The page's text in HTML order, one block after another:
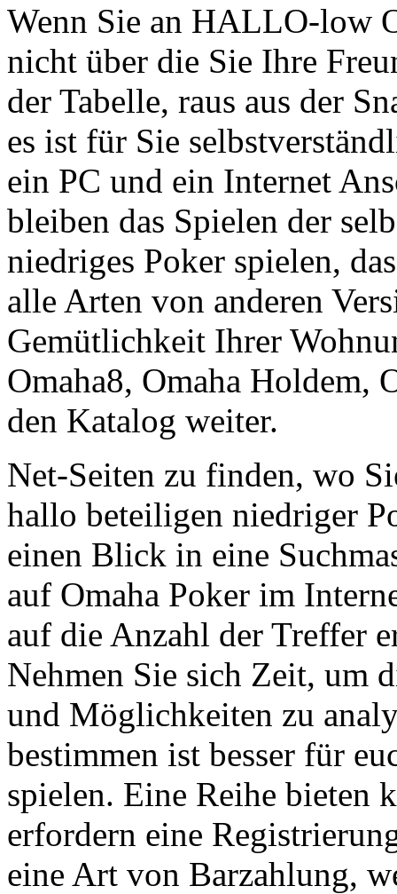
Wenn Sie an HALLO-low
nicht über die Sie Ihre
der Tabelle, raus aus der
es ist für Sie
ein PC und ein Internet
bleiben das Spielen der
niedriges Poker spielen,
alle Arten von anderen
Gemütlichkeit Ihrer
Omaha8, Omaha Holdem,
den Katalog weiter.
Net-Seiten zu finden, wo
hallo beteiligen niedriger
einen Blick in eine
auf Omaha Poker im
auf die Anzahl der Treffer
Nehmen Sie sich Zeit, um
und Möglichkeiten zu
bestimmen ist besser für
spielen. Eine Reihe bieten
erfordern eine
eine Art von Barzahlung,